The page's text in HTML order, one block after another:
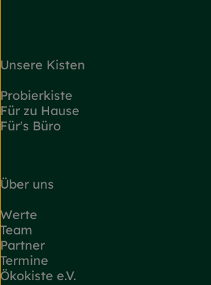
Unsere Kisten
Probierkiste
Für zu Hause
Für's Büro
Über uns
Werte
Team
Partner
Termine
Ökokiste e.V.